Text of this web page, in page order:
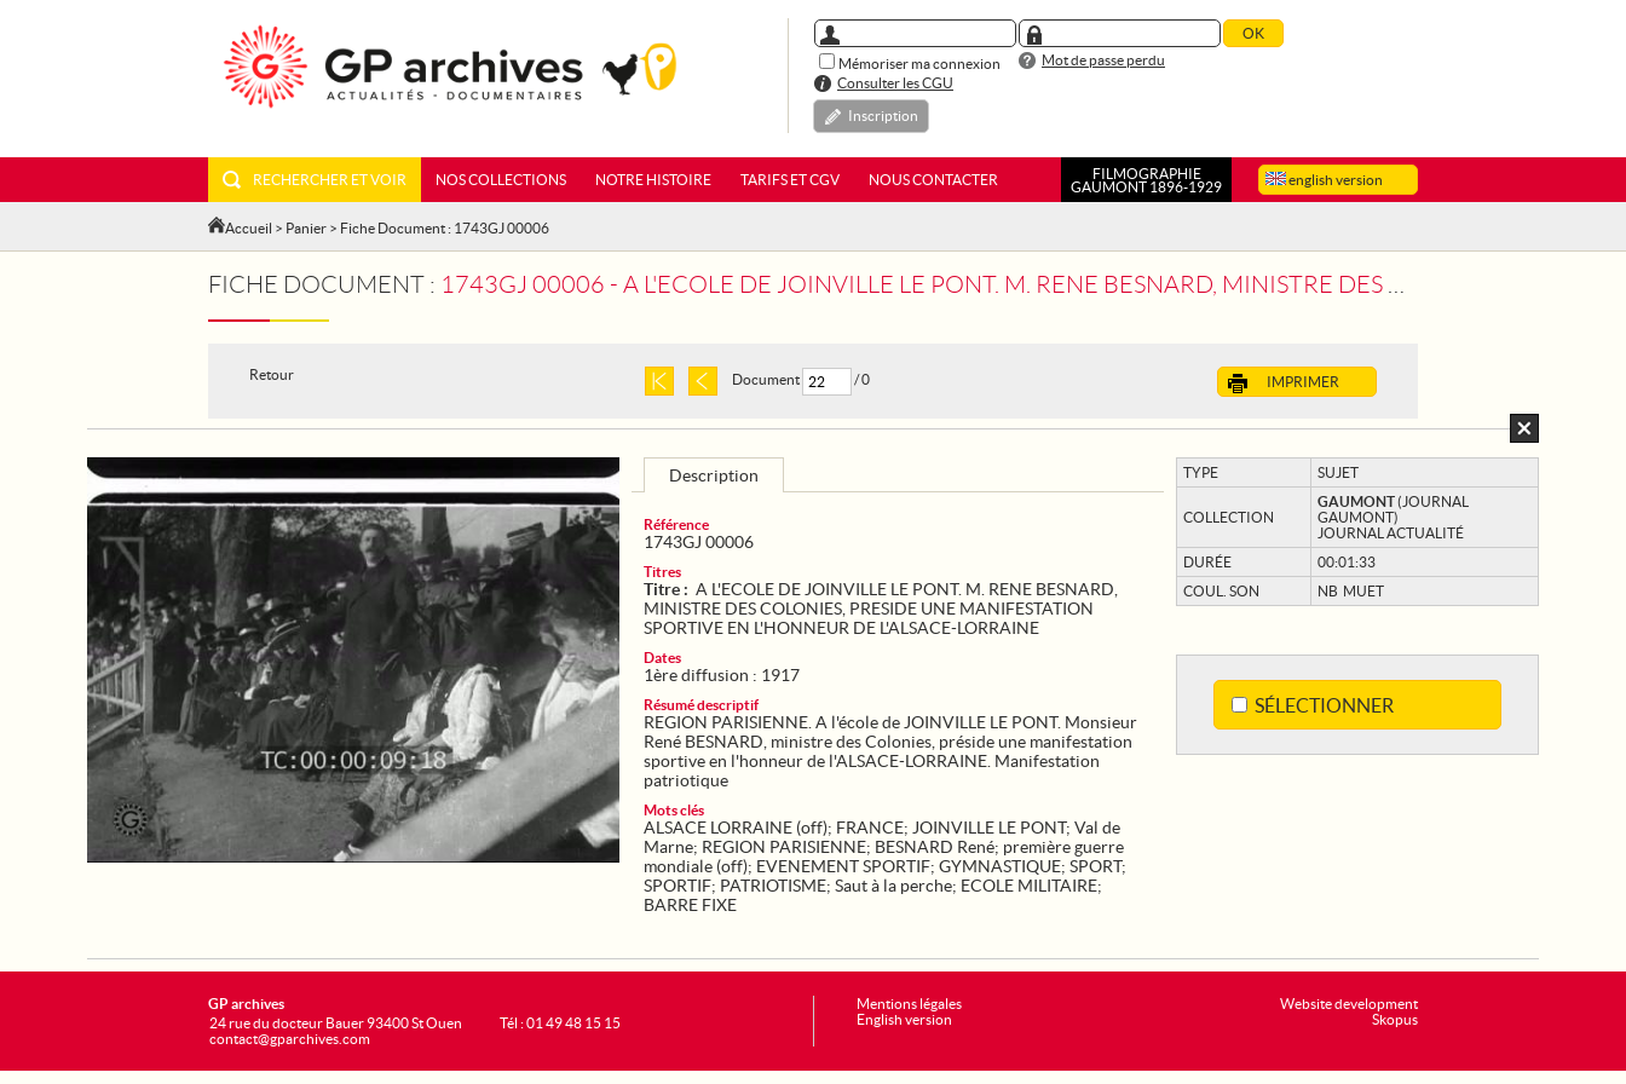
Mémoriser ma connexion
Mot de passe perdu
Consulter les CGU
Inscription
english version
RECHERCHER ET VOIR NOS COLLECTIONS NOTRE HISTOIRE TARIFS ET CGV NOUS CONTACTER
FILMOGRAPHIE
GAUMONT 1896-1929
Accueil > Panier > Fiche Document : 1743GJ 00006
FICHE DOCUMENT : 1743GJ 00006 - A L'ECOLE DE JOINVILLE LE PONT. M. RENE BESNARD, MINISTRE DES COLONIES, PRESIDE UNE MANIFESTATION SPORTIVE EN L'HONNEUR DE L'ALSACE-LORRAINE
Retour IMPRIMER
Document / 0
TYPE SUJET
COLLECTION
GAUMONT(JOURNAL
GAUMONT)
JOURNAL ACTUALITÉ
DURÉE
00:01:33
COUL. SON
NB MUET
SÉLECTIONNER
Description
Référence
1743GJ 00006
Titres
Titre : A L'ECOLE DE JOINVILLE LE PONT. M. RENE BESNARD,
MINISTRE DES COLONIES, PRESIDE UNE MANIFESTATION
SPORTIVE EN L'HONNEUR DE L'ALSACE-LORRAINE
Dates
1ère diffusion : 1917
Résumé descriptif
REGION PARISIENNE. A l'école de JOINVILLE LE PONT. Monsieur
René BESNARD, ministre des Colonies, préside une manifestation
sportive en l'honneur de l'ALSACE-LORRAINE. Manifestation
patriotique
Mots clés
ALSACE LORRAINE (off); FRANCE; JOINVILLE LE PONT; Val de
Marne; REGION PARISIENNE; BESNARD René; première guerre
mondiale (off); EVENEMENT SPORTIF; GYMNASTIQUE; SPORT;
SPORTIF; PATRIOTISME; Saut à la perche; ECOLE MILITAIRE;
BARRE FIXE
Website development
Skopus
GP archives
24 rue du docteur Bauer 93400 St Ouen
contact@gparchives.com
Tél : 01 49 48 15 15
Mentions légales
English version